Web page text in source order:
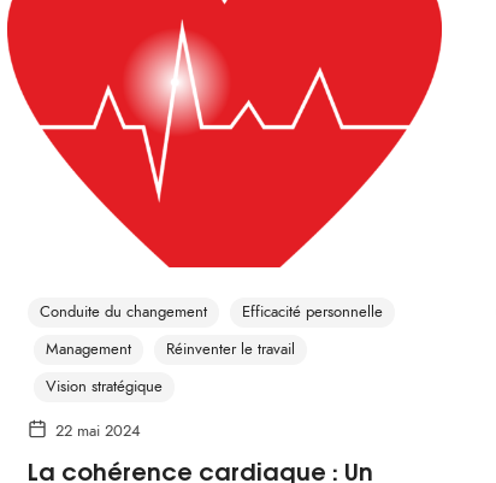
Conduite du changement
Efficacité personnelle
Management
Réinventer le travail
Vision stratégique
22 mai 2024
La cohérence cardiaque : Un